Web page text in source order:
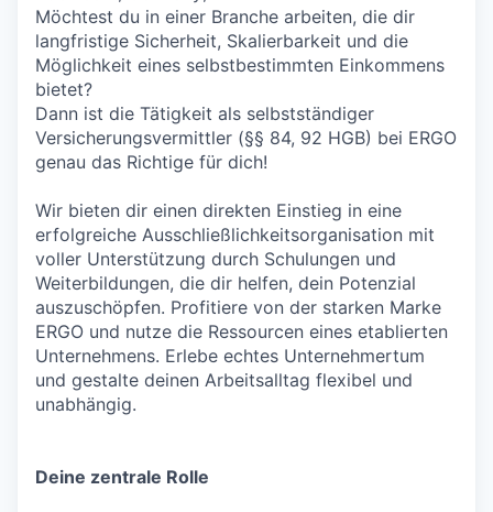
Möchtest du in einer Branche arbeiten, die dir
langfristige Sicherheit, Skalierbarkeit und die
Möglichkeit eines selbstbestimmten Einkommens
bietet?
Dann ist die Tätigkeit als selbstständiger
Versicherungsvermittler (§§ 84, 92 HGB) bei ERGO
genau das Richtige für dich!
Wir bieten dir einen direkten Einstieg in eine
erfolgreiche Ausschließlichkeitsorganisation mit
voller Unterstützung durch Schulungen und
Weiterbildungen, die dir helfen, dein Potenzial
auszuschöpfen. Profitiere von der starken Marke
ERGO und nutze die Ressourcen eines etablierten
Unternehmens. Erlebe echtes Unternehmertum
und gestalte deinen Arbeitsalltag flexibel und
unabhängig.
Deine zentrale Rolle